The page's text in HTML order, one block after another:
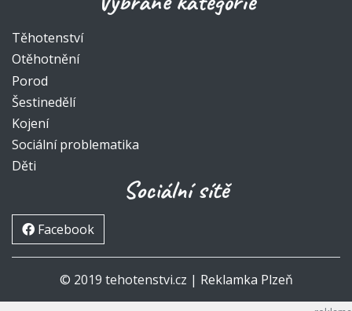
Těhotenství
Otěhotnění
Porod
Šestinedělí
Kojení
Sociální problematika
Děti
Sociální sítě
Facebook
© 2019 tehotenstvi.cz | Reklamka Plzeň